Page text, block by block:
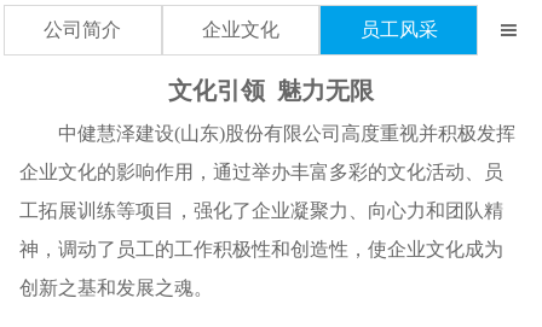
公司简介 企业文化 员工风采 
文化引领 魅力无限
中健慧泽建设(山东)股份有限公司高度重视并积极发挥
企业文化的影响作用，通过举办丰富多彩的文化活动、员
工拓展训练等项目，强化了企业凝聚力、向心力和团队精
神，调动了员工的工作积极性和创造性，使企业文化成为
创新之基和发展之魂。